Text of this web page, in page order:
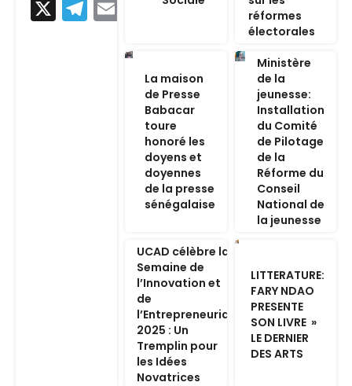
X
Telegram
Email
réformes
électorales
La maison
de Presse
Babacar
toure
honoré les
doyens et
doyennes
de la presse
sénégalaise
Ministère
de la
jeunesse:
Installation
du Comité
de Pilotage
de la
Réforme du
Conseil
National de
la jeunesse
UCAD célèbre la
Semaine de
l’Innovation et
de
l’Entrepreneuriat
2025 : Un
Tremplin pour
les Idées
Novatrices
LITTERATURE:
FARY NDAO
PRESENTE
SON LIVRE »
LE DERNIER
DES ARTS